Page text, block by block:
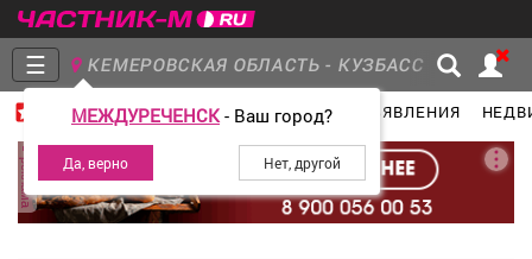
☰ КЕМЕРОВСКАЯ ОБЛАСТЬ - КУЗБАСС
МЕЖДУРЕЧЕНСК- Ваш город?
ГЛАВНАЯ ГРУППЫ НОВОСТИ ОБЪЯВЛЕНИЯ
Главная
Группы Новости
реклама